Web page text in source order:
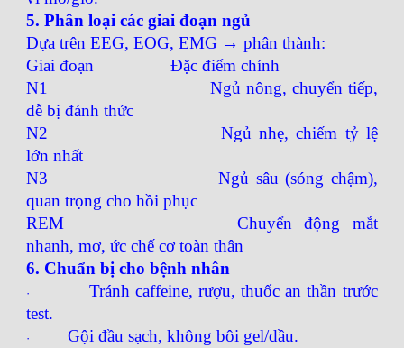
5. Phân loại các giai đoạn ngủ
Dựa trên EEG, EOG, EMG → phân thành:
Giai đoạn
Đặc điểm chính
N1
Ngủ nông, chuyển tiếp,
dễ bị đánh thức
N2
Ngủ nhẹ, chiếm tỷ lệ
lớn nhất
N3
Ngủ sâu (sóng chậm),
quan trọng cho hồi phục
REM
Chuyển động mắt
nhanh, mơ, ức chế cơ toàn thân
6. Chuẩn bị cho bệnh nhân
·
Tránh caffeine, rượu, thuốc an thần trước
test.
· Gội đầu sạch, không bôi gel/dầu.